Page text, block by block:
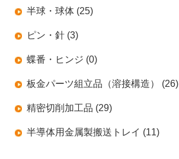
半球・球体 (25)
ピン・針 (3)
蝶番・ヒンジ (0)
板金パーツ組立品（溶接構造） (26)
精密切削加工品 (29)
半導体用金属製搬送トレイ (11)